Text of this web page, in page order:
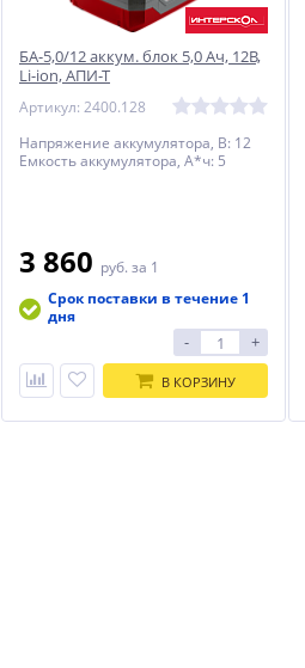
БА-5,0/12 аккум. блок 5,0 Ач, 12В,
Li-ion, АПИ-Т
Артикул: 2400.128
Напряжение аккумулятора, В: 12
Емкость аккумулятора, А*ч: 5
3 860 руб. за 1
Срок поставки в течение 1
дня
- +
В КОРЗИНУ